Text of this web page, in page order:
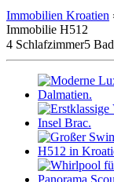
Immobilien Kroatien
Immobilie H512
4 Schlafzimmer5